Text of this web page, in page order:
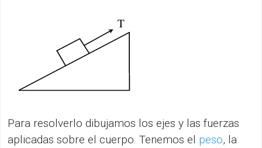
Para resolverlo dibujamos los ejes y las fuerzas
aplicadas sobre el cuerpo. Tenemos el peso, la